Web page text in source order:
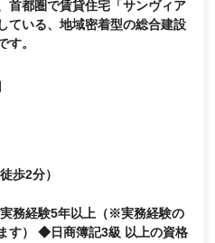
首都圏で賃貸住宅「サンヴィア
ている、地域密着型の総合建設
す。
歩2分）
務経験5年以上（※実務経験の
す） ◆日商簿記3級 以上の資格